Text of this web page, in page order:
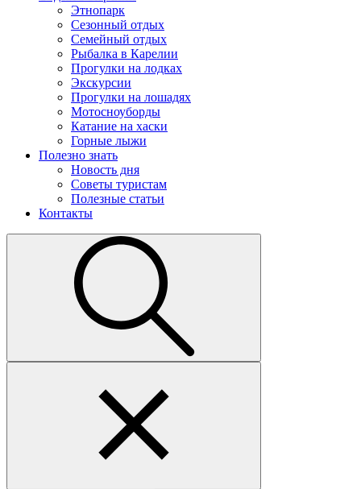
Этнопарк
Сезонный отдых
Семейный отдых
Рыбалка в Карелии
Прогулки на лодках
Экскурсии
Прогулки на лошадях
Мотосноуборды
Катание на хаски
Горные лыжи
Полезно знать
Новость дня
Советы туристам
Полезные статьи
Контакты